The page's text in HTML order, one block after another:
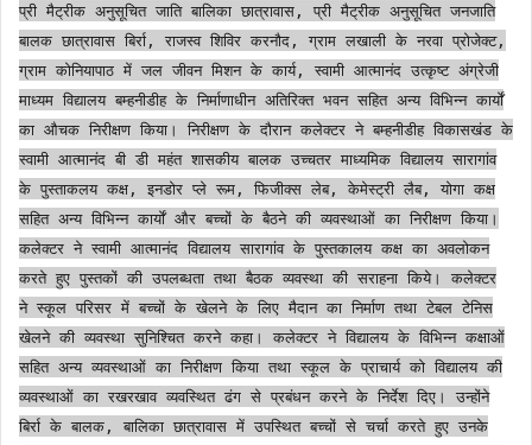
प्री मैट्रीक अनुसूचित जाति बालिका छात्रावास, प्री मैट्रीक अनुसूचित जनजाति
बालक छात्रावास बिर्रा, राजस्व शिविर करनौद, ग्राम लखाली के नरवा प्रोजेक्ट,
ग्राम कोनियापाठ में जल जीवन मिशन के कार्य, स्वामी आत्मानंद उत्कृष्ट अंग्रेजी
माध्यम विद्यालय बम्हनीडीह के निर्माणाधीन अतिरिक्त भवन सहित अन्य विभिन्न कार्याें
का औचक निरीक्षण किया। निरीक्षण के दौरान कलेक्टर ने बम्हनीडीह विकासखंड के
स्वामी आत्मानंद बी डी महंत शासकीय बालक उच्चतर माध्यमिक विद्यालय सारागांव
के पुस्ताकलय कक्ष, इनडोर प्ले रूम, फिजीक्स लेब, केमेस्ट्री लैब, योगा कक्ष
सहित अन्य विभिन्न कार्याें और बच्चों के बैठने की व्यवस्थाओं का निरीक्षण किया।
कलेक्टर ने स्वामी आत्मानंद विद्यालय सारागांव के पुस्तकालय कक्ष का अवलोकन
करते हुए पुस्तकों की उपलब्धता तथा बैठक व्यवस्था की सराहना किये। कलेक्टर
ने स्कूल परिसर में बच्चों के खेलने के लिए मैदान का निर्माण तथा टेबल टेनिस
खेलने की व्यवस्था सुनिश्चित करने कहा। कलेक्टर ने विद्यालय के विभिन्न कक्षाओं
सहित अन्य व्यवस्थाओं का निरीक्षण किया तथा स्कूल के प्राचार्य को विद्यालय की
व्यवस्थाओं का रखरखाव व्यवस्थित ढंग से प्रबंधन करने के निर्देश दिए। उन्होंने
बिर्रा के बालक, बालिका छात्रावास में उपस्थित बच्चों से चर्चा करते हुए उनके